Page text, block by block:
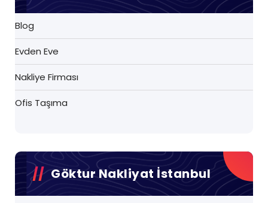
Blog
Evden Eve
Nakliye Firması
Ofis Taşıma
Göktur Nakliyat İstanbul